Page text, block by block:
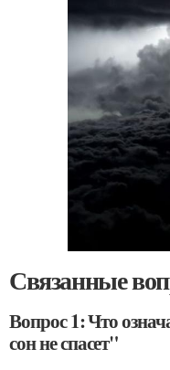
Связанные
Вопрос 1: Что
сон не спасет"